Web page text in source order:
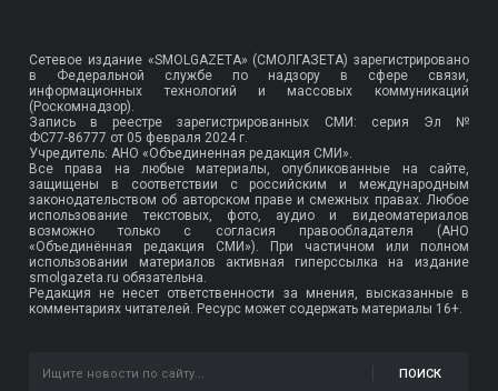
Сетевое издание «SMOLGAZETA» (СМОЛГАЗЕТА) зарегистрировано
в Федеральной службе по надзору в сфере связи,
информационных технологий и массовых коммуникаций
(Роскомнадзор).
Запись в реестре зарегистрированных СМИ: серия Эл №
ФС77-86777 от 05 февраля 2024 г.
Учредитель: АНО «Объединенная редакция СМИ».
Все права на любые материалы, опубликованные на сайте,
защищены в соответствии с российским и международным
законодательством об авторском праве и смежных правах. Любое
использование текстовых, фото, аудио и видеоматериалов
возможно только с согласия правообладателя (АНО
«Объединённая редакция СМИ»). При частичном или полном
использовании материалов активная гиперссылка на издание
smolgazeta.ru обязательна.
Редакция не несет ответственности за мнения, высказанные в
комментариях читателей. Ресурс может содержать материалы 16+.
ПОИСК